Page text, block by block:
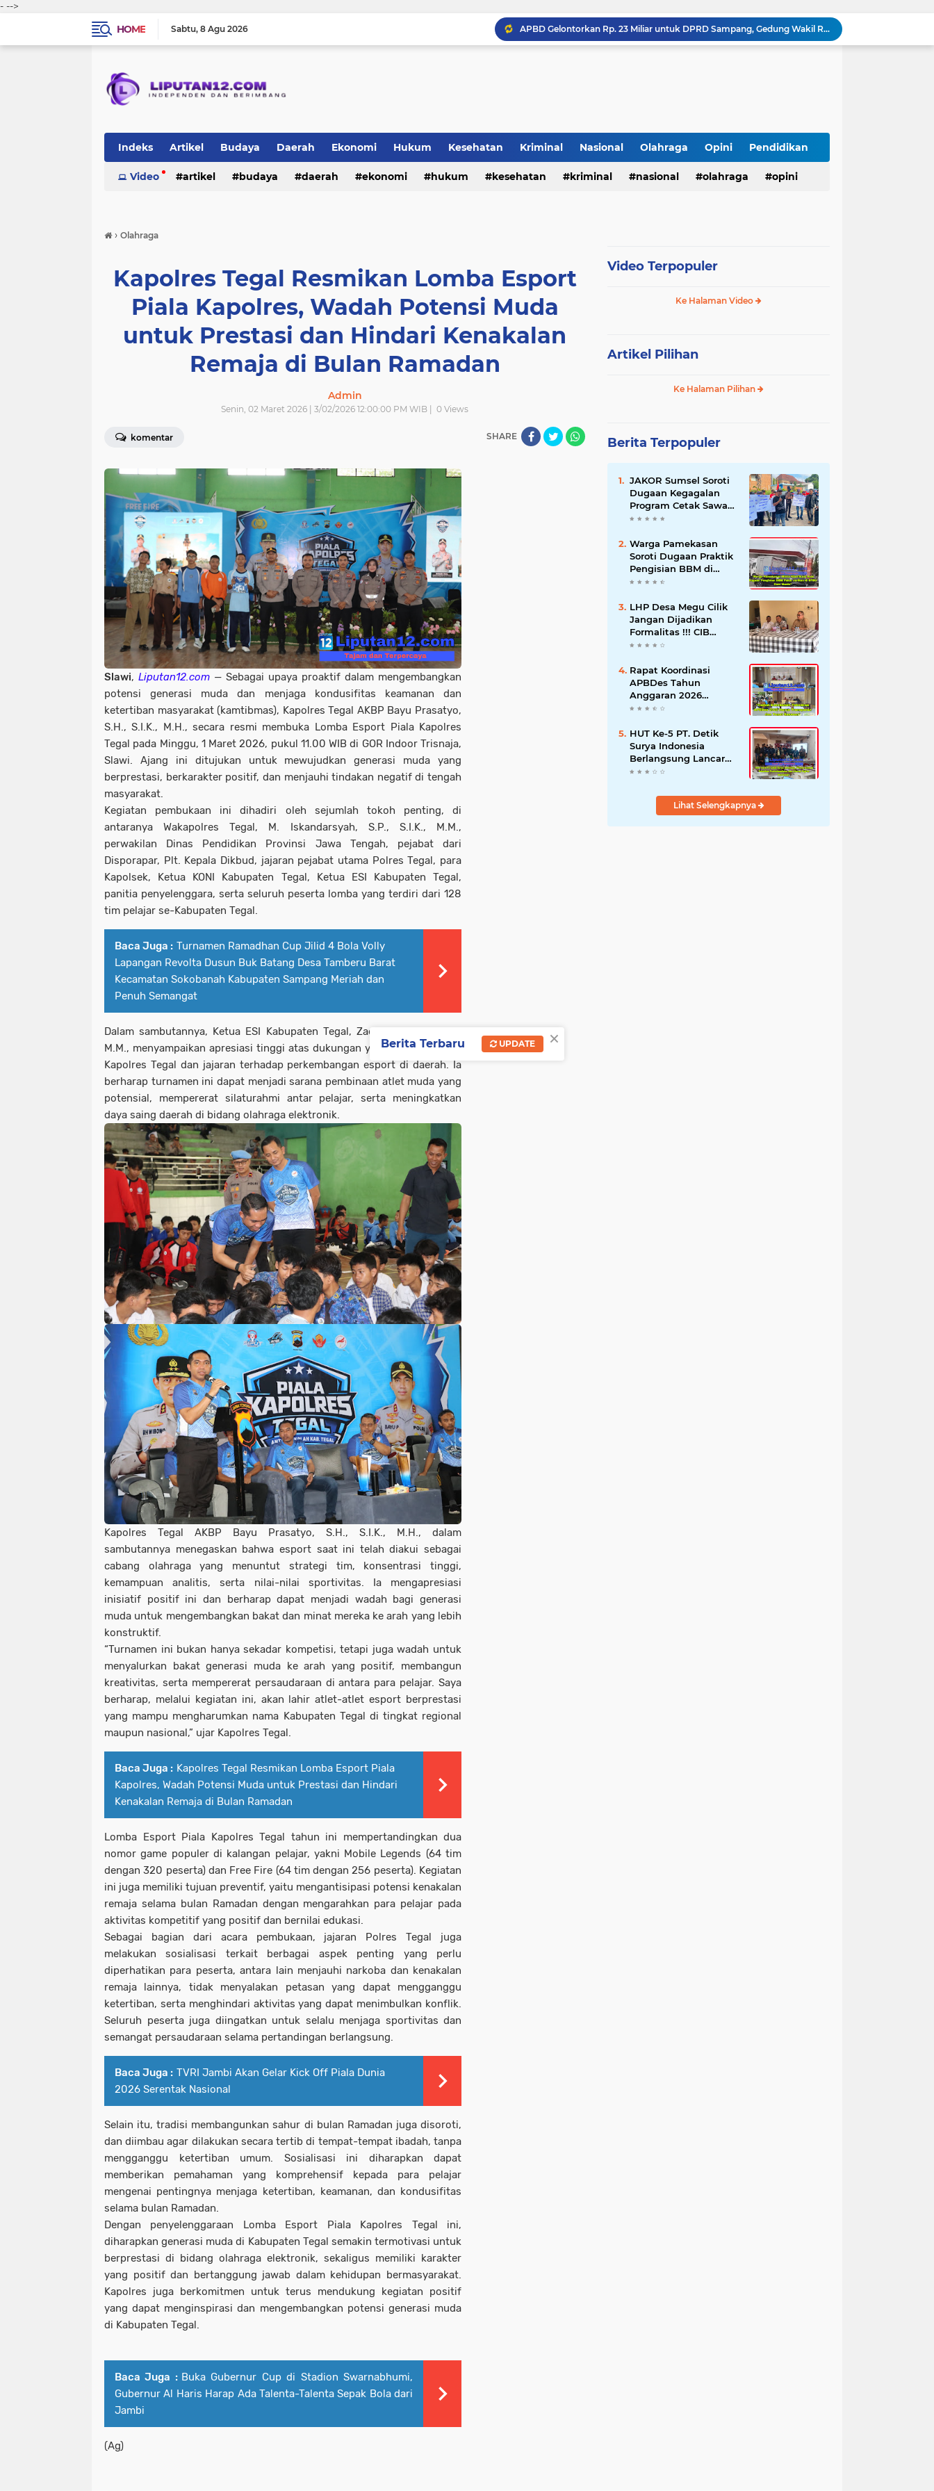
- -->
HOME
Sabtu 8 Agu 2026
APBD Gelontorkan Rp. 23 Miliar untuk DPRD Sampang, Gedung Wakil Rakyat Malah Lengang Saat Jam Kerja
Tepis Isu Miring, AKD Karangbinangun Pastikan BUMDes Transparan dan Diawasi Ketat
Wujudkan Semangat Merdeka, Lapas Pasir Pangarayan Gandeng Puskesmas Rambah Layani Pemeriksaan Kesehatan Gratis
Indeks Artikel Budaya Daerah Ekonomi Hukum Kesehatan Kriminal Nasional Olahraga Opini Pendidikan
Peristiwa Politik TNI-Polri sosial
Video artikel budaya daerah ekonomi hukum kesehatan kriminal nasional olahraga opini
› Olahraga
Kapolres Tegal Resmikan Lomba Esport
Piala Kapolres, Wadah Potensi Muda
untuk Prestasi dan Hindari Kenakalan
Remaja di Bulan Ramadan
Admin
Senin, 02 Maret 2026 | 3/02/2026 12:00:00 PM WIB | 0 Views
komentar SHARE
Slawi, Liputan12.com — Sebagai upaya proaktif dalam mengembangkan
potensi generasi muda dan menjaga kondusifitas keamanan dan
ketertiban masyarakat (kamtibmas), Kapolres Tegal AKBP Bayu Prasatyo,
S.H., S.I.K., M.H., secara resmi membuka Lomba Esport Piala Kapolres
Tegal pada Minggu, 1 Maret 2026, pukul 11.00 WIB di GOR Indoor Trisnaja,
Slawi. Ajang ini ditujukan untuk mewujudkan generasi muda yang
berprestasi, berkarakter positif, dan menjauhi tindakan negatif di tengah
masyarakat.
Kegiatan pembukaan ini dihadiri oleh sejumlah tokoh penting, di
antaranya Wakapolres Tegal, M. Iskandarsyah, S.P., S.I.K., M.M.,
perwakilan Dinas Pendidikan Provinsi Jawa Tengah, pejabat dari
Disporapar, Plt. Kepala Dikbud, jajaran pejabat utama Polres Tegal, para
Kapolsek, Ketua KONI Kabupaten Tegal, Ketua ESI Kabupaten Tegal,
panitia penyelenggara, serta seluruh peserta lomba yang terdiri dari 128
tim pelajar se-Kabupaten Tegal.
Baca Juga : Turnamen Ramadhan Cup Jilid 4 Bola Volly
Lapangan Revolta Dusun Buk Batang Desa Tamberu Barat
Kecamatan Sokobanah Kabupaten Sampang Meriah dan
Penuh Semangat
Dalam sambutannya, Ketua ESI Kabupaten Tegal, Zaenal Mutaqin, S.E.,
M.M., menyampaikan apresiasi tinggi atas dukungan yang diberikan oleh
Kapolres Tegal dan jajaran terhadap perkembangan esport di daerah. Ia
berharap turnamen ini dapat menjadi sarana pembinaan atlet muda yang
potensial, mempererat silaturahmi antar pelajar, serta meningkatkan
daya saing daerah di bidang olahraga elektronik.
Kapolres Tegal AKBP Bayu Prasatyo, S.H., S.I.K., M.H., dalam
sambutannya menegaskan bahwa esport saat ini telah diakui sebagai
cabang olahraga yang menuntut strategi tim, konsentrasi tinggi,
kemampuan analitis, serta nilai-nilai sportivitas. Ia mengapresiasi
inisiatif positif ini dan berharap dapat menjadi wadah bagi generasi
muda untuk mengembangkan bakat dan minat mereka ke arah yang lebih
konstruktif.
“Turnamen ini bukan hanya sekadar kompetisi, tetapi juga wadah untuk
menyalurkan bakat generasi muda ke arah yang positif, membangun
kreativitas, serta mempererat persaudaraan di antara para pelajar. Saya
berharap, melalui kegiatan ini, akan lahir atlet-atlet esport berprestasi
yang mampu mengharumkan nama Kabupaten Tegal di tingkat regional
maupun nasional,” ujar Kapolres Tegal.
Baca Juga : Kapolres Tegal Resmikan Lomba Esport Piala
Kapolres, Wadah Potensi Muda untuk Prestasi dan Hindari
Kenakalan Remaja di Bulan Ramadan
Lomba Esport Piala Kapolres Tegal tahun ini mempertandingkan dua
nomor game populer di kalangan pelajar, yakni Mobile Legends (64 tim
dengan 320 peserta) dan Free Fire (64 tim dengan 256 peserta). Kegiatan
ini juga memiliki tujuan preventif, yaitu mengantisipasi potensi kenakalan
remaja selama bulan Ramadan dengan mengarahkan para pelajar pada
aktivitas kompetitif yang positif dan bernilai edukasi.
Sebagai bagian dari acara pembukaan, jajaran Polres Tegal juga
melakukan sosialisasi terkait berbagai aspek penting yang perlu
diperhatikan para peserta, antara lain menjauhi narkoba dan kenakalan
remaja lainnya, tidak menyalakan petasan yang dapat mengganggu
ketertiban, serta menghindari aktivitas yang dapat menimbulkan konflik.
Seluruh peserta juga diingatkan untuk selalu menjaga sportivitas dan
semangat persaudaraan selama pertandingan berlangsung.
Baca Juga : TVRI Jambi Akan Gelar Kick Off Piala Dunia
2026 Serentak Nasional
Selain itu, tradisi membangunkan sahur di bulan Ramadan juga disoroti,
dan diimbau agar dilakukan secara tertib di tempat-tempat ibadah, tanpa
mengganggu ketertiban umum. Sosialisasi ini diharapkan dapat
memberikan pemahaman yang komprehensif kepada para pelajar
mengenai pentingnya menjaga ketertiban, keamanan, dan kondusifitas
selama bulan Ramadan.
Dengan penyelenggaraan Lomba Esport Piala Kapolres Tegal ini,
diharapkan generasi muda di Kabupaten Tegal semakin termotivasi untuk
berprestasi di bidang olahraga elektronik, sekaligus memiliki karakter
yang positif dan bertanggung jawab dalam kehidupan bermasyarakat.
Kapolres juga berkomitmen untuk terus mendukung kegiatan positif
yang dapat menginspirasi dan mengembangkan potensi generasi muda
di Kabupaten Tegal.
Baca Juga : Buka Gubernur Cup di Stadion Swarnabhumi,
Gubernur Al Haris Harap Ada Talenta-Talenta Sepak Bola dari
Jambi
(Ag)
Video Terpopuler
Ke Halaman Video
Artikel Pilihan
Ke Halaman Pilihan
Berita Terpopuler
JAKOR Sumsel Soroti
Dugaan Kegagalan
Program Cetak Sawah
Rp105 Miliar di Ogan
Pertanian Mundur
Warga Pamekasan
Soroti Dugaan Praktik
Pengisian BBM di
SPBU Cem Manis,
Pengawasan
LHP Desa Megu Cilik
Jangan Dijadikan
Formalitas !!! CIB
Desak Inspektorat
dan Hentikan Dugaan
Permainan Oknum
Rapat Koordinasi
APBDes Tahun
Anggaran 2026
Semester II,
Sokobanah Libatkan 12
Desa
HUT Ke-5 PT. Detik
Surya Indonesia
Berlangsung Lancar
dan Profesional,
Wartawan
Lihat Selengkapnya
×
Berita Terbaru UPDATE